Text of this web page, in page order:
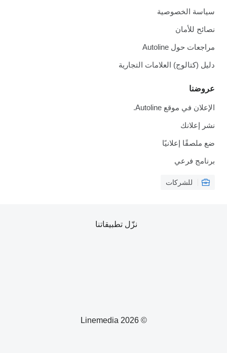
سياسة الخصوصية
نصائح للأمان
مراجعات حول Autoline
دليل (كتالوج) العلامات التجارية
عروضنا
الإعلان في موقع Autoline.
نشر إعلانك
ضع ملصقًا إعلانيًا
برنامج فرعي
للشركات
© 2026 Linemedia
نزّل تطبيقاتنا